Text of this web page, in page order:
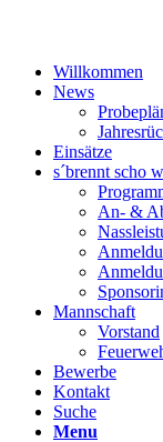
Willkommen
News
Einsätze
s´brennt scho
An- &
Mannschaft
Vorstand
Bewerbe
Kontakt
Suche
Menu